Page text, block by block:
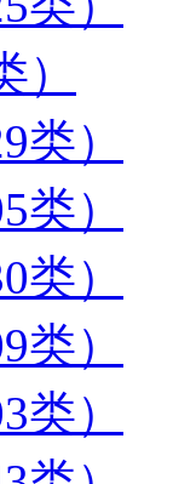
）
类）
）
）
类）